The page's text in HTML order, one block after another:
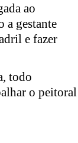
ao
a gestante
e fazer
todo
o peitoral